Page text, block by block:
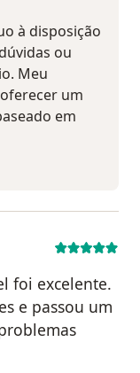
à disposição
ou
Meu
um
em
foi excelente.
e passou um